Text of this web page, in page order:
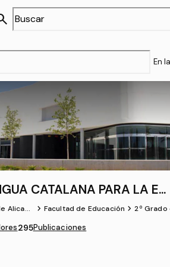
En
CATALANA PARA LA ED
Alicant
chevron_forward Facultad de Educación chevron_forward2º
295Publicaciones